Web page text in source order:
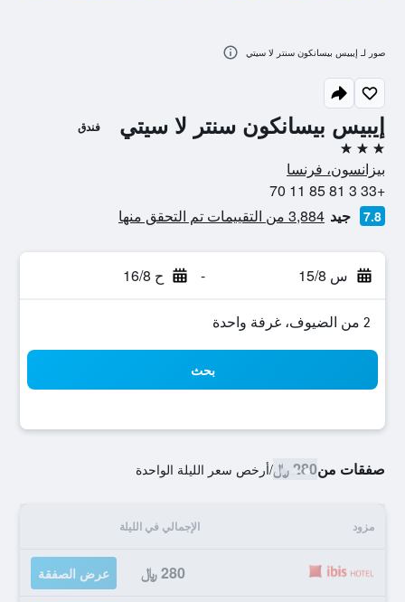
إيبيس بيسانكون سنتر لا سيتي فندق
3 نجوم
بيزانسون، فرنسا
+33 3 81 85 11 70
7.8 جيد 3,884 من التقييمات تم التحقق منها
س 15/8 - ح 16/8
2 من الضيوف، غرفة واحدة
بحث
صفقات من280 ﷼ /أرخص سعر الليلة الواحدة
مزود الإجمالي في الليلة
280 ﷼ عرض الصفقة
صور لـ إيبيس بيسانكون سنتر لا سيتي